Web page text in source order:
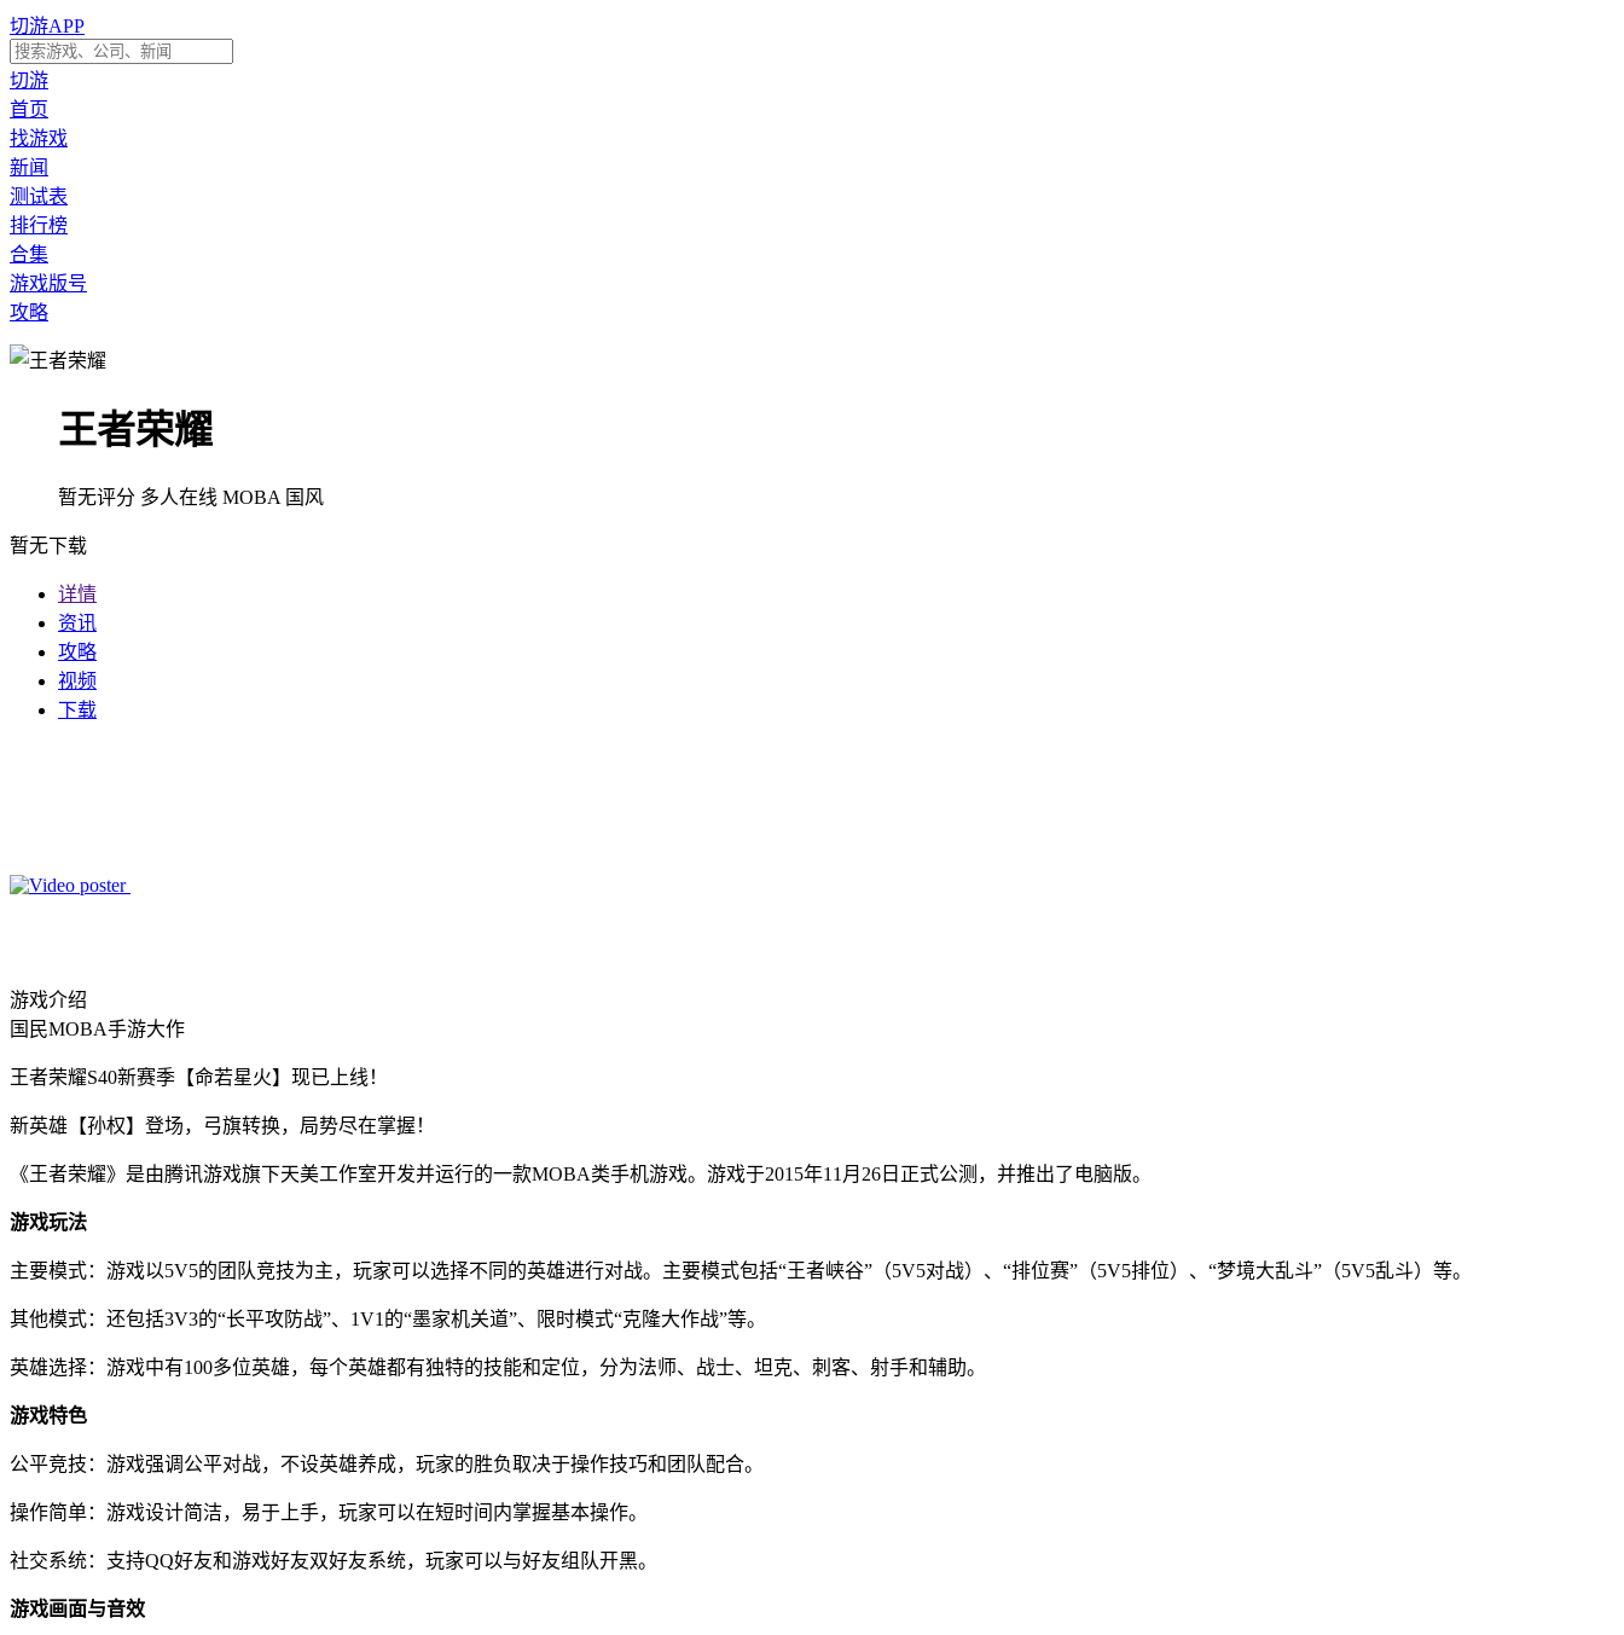
切游APP
切游
首页
找游戏
新闻
测试表
排行榜
合集
游戏版号
攻略
王者荣耀
暂无评分 多人在线 MOBA 国风
暂无下载
详情
资讯
攻略
视频
下载
游戏介绍
国民MOBA手游大作
王者荣耀S40新赛季【命若星火】现已上线！
新英雄【孙权】登场，弓旗转换，局势尽在掌握！
《王者荣耀》是由腾讯游戏旗下天美工作室开发并运行的一款MOBA类手机游戏。游戏于2015年11月26日正式公测，并推出了电脑版。
游戏玩法
主要模式：游戏以5V5的团队竞技为主，玩家可以选择不同的英雄进行对战。主要模式包括“王者峡谷”（5V5对战）、“排位赛”（5V5排位）、“梦境大乱斗”（5V5乱斗）等。
其他模式：还包括3V3的“长平攻防战”、1V1的“墨家机关道”、限时模式“克隆大作战”等。
英雄选择：游戏中有100多位英雄，每个英雄都有独特的技能和定位，分为法师、战士、坦克、刺客、射手和辅助。
游戏特色
公平竞技：游戏强调公平对战，不设英雄养成，玩家的胜负取决于操作技巧和团队配合。
操作简单：游戏设计简洁，易于上手，玩家可以在短时间内掌握基本操作。
社交系统：支持QQ好友和游戏好友双好友系统，玩家可以与好友组队开黑。
游戏画面与音效